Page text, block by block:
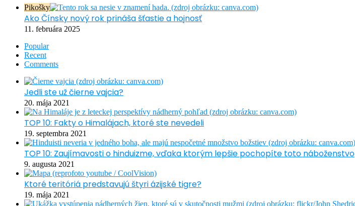
Pikošky
Ako Čínsky nový rok prináša šťastie a hojnosť
11. februára 2025
Popular
Recent
Comments
Jedli ste už čierne vajcia?
20. mája 2021
TOP 10: Fakty o Himalájach, ktoré ste nevedeli
19. septembra 2021
TOP 10: Zaujímavosti o hinduizme, vďaka ktorým lepšie pochopíte toto náboženstvo
9. augusta 2021
Ktoré teritóriá predstavujú štyri ázijské tigre?
19. mája 2021